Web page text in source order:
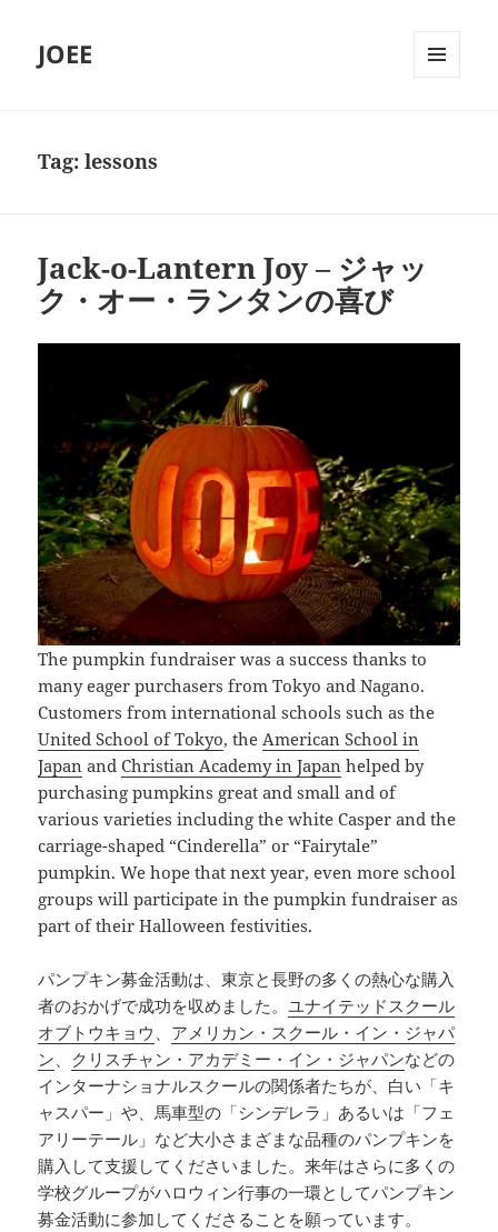
JOEE
Tag:lessons
Jack-o-Lantern Joy – ジャッ
ク・オー・ランタンの喜び
The pumpkin fundraiser was a success thanks to
many eager purchasers from Tokyo and Nagano.
Customers from international schools such as the
United School of Tokyo, theAmerican School in
Japan andChristian Academy in Japan helped by
purchasing pumpkins great and small and of
various varieties including the white Casper and the
carriage-shaped “Cinderella” or “Fairytale”
pumpkin. We hope that next year, even more school
groups will participate in the pumpkin fundraiser as
part of their Halloween festivities.
パンプキン募金活動は、東京と長野の多くの熱心な購入
者のおかげで成功を収めました。ユナイテッドスクール
オブトウキョウ 、 アメリカン・スクール・イン・ジャパ
ン、 クリスチャン・アカデミー・イン・ジャパンなどの
インターナショナルスクールの関係者たちが、白い「キ
ャスパー」や、馬車型の「シンデレラ」あるいは「フェ
アリーテール」など大小さまざまな品種のパンプキンを
購入して支援してくださいました。来年はさらに多くの
学校グループがハロウィン行事の一環としてパンプキン
募金活動に参加してくださることを願っています。